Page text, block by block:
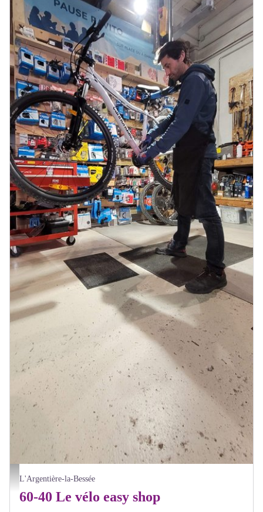
Atelier 60-40 - sarl 60-40
L'Argentière-la-Bessée
60-40 Le vélo easy shop